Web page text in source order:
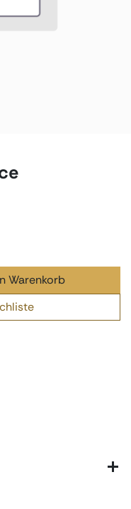
Warenkorb